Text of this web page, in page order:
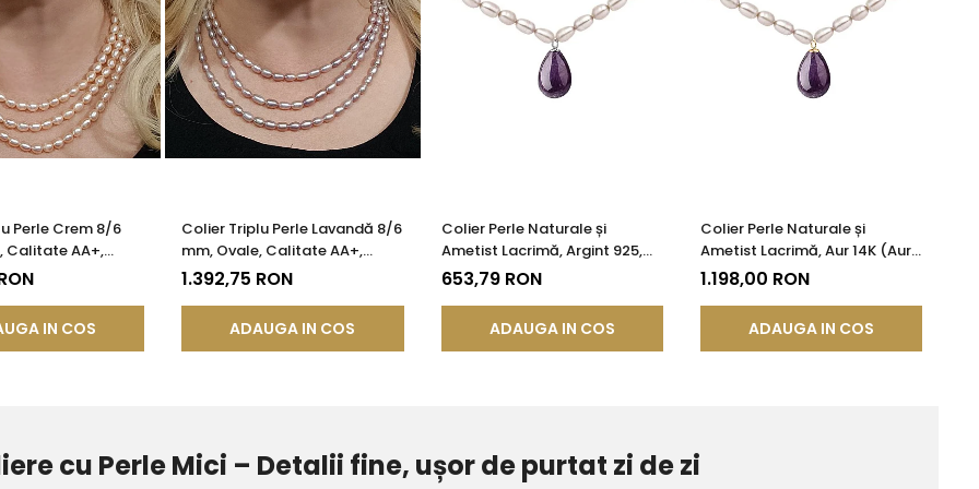
Perle Crem 8/6
Calitate AA+,
Argint |
IN COS
Colier Triplu Perle Lavandă 8/6
mm, Ovale, Calitate AA+,
Argint 925 | KASKADDA®
1.392,75 RON
ADAUGA IN COS
Colier Perle Naturale și
Ametist Lacrimă, Argint 925,
Model Princess | KASKADDA®
653,79 RON
ADAUGA IN COS
Colier Perle Naturale și
Ametist Lacrimă, Aur 14K (Aur
585), Model Princess |
1.198,00 RON
ADAUGA IN COS
cu Perle Mici – Detalii fine, ușor de purtat zi de zi